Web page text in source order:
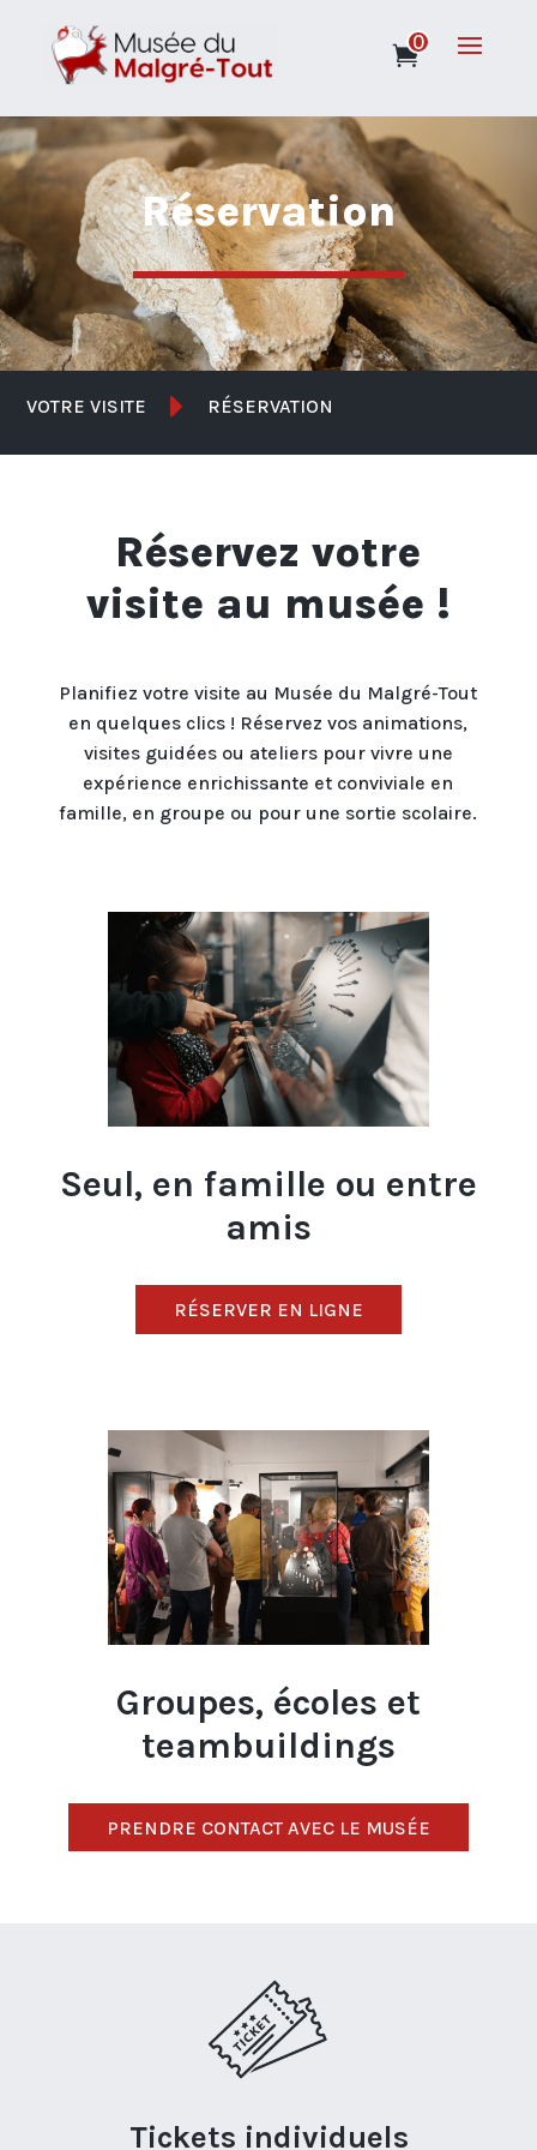
0
Réservation
VOTRE VISITE  RÉSERVATION
Réservez votre
visite au musée !
Planifiez votre visite au Musée du Malgré-Tout
en quelques clics ! Réservez vos animations,
visites guidées ou ateliers pour vivre une
expérience enrichissante et conviviale en
famille, en groupe ou pour une sortie scolaire.
Seul, en famille ou entre
amis
RÉSERVER EN LIGNE
Groupes, écoles et
teambuildings
PRENDRE CONTACT AVEC LE MUSÉE
Tickets individuels